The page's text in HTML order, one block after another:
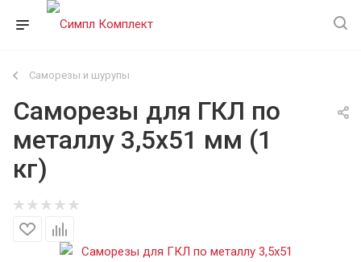
Саморезы и шурупы
Саморезы для ГКЛ по
металлу 3,5х51 мм (1
кг)